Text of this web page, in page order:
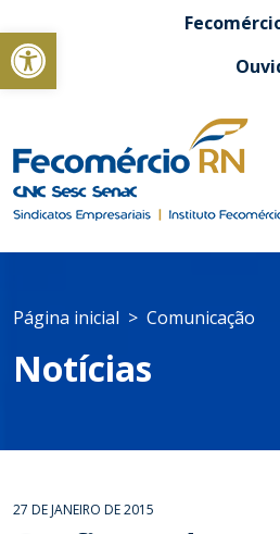
Abrir a barra de ferramentas
Página inicial Comunicação
Notícias
27 DE JANEIRO DE 2015